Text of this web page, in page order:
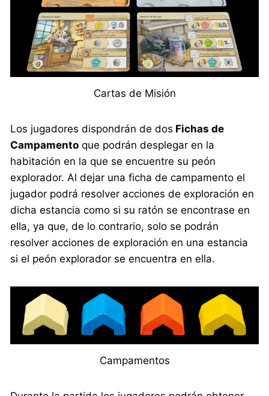
Cartas de Misión
Los jugadores dispondrán de dos Fichas de
Campamento que podrán desplegar en la
habitación en la que se encuentre su peón
explorador. Al dejar una ficha de campamento el
jugador podrá resolver acciones de exploración en
dicha estancia como si su ratón se encontrase en
ella, ya que, de lo contrario, solo se podrán
resolver acciones de exploración en una estancia
si el peón explorador se encuentra en ella.
Campamentos